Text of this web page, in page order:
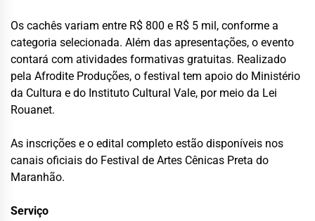
Os cachês variam entre R$ 800 e R$ 5 mil, conforme a
categoria selecionada. Além das apresentações, o evento
contará com atividades formativas gratuitas. Realizado
pela Afrodite Produções, o festival tem apoio do Ministério
da Cultura e do Instituto Cultural Vale, por meio da Lei
Rouanet.
As inscrições e o edital completo estão disponíveis nos
canais oficiais do Festival de Artes Cênicas Preta do
Maranhão.
Serviço